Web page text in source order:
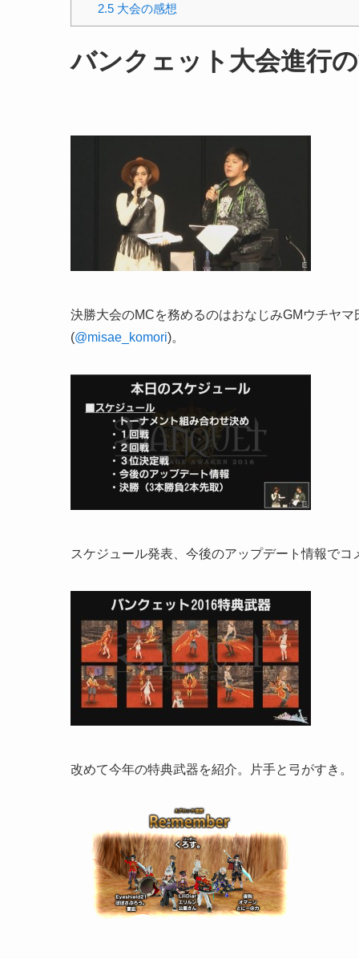
2.5大会の感想
バンクェット大会進行
決勝大会のMCを務めるのはおなじみGMウチヤマ
(@misae_komori)。
スケジュール発表、今後のアップデート情報でコ
改めて今年の特典武器を紹介。片手と弓がすき。